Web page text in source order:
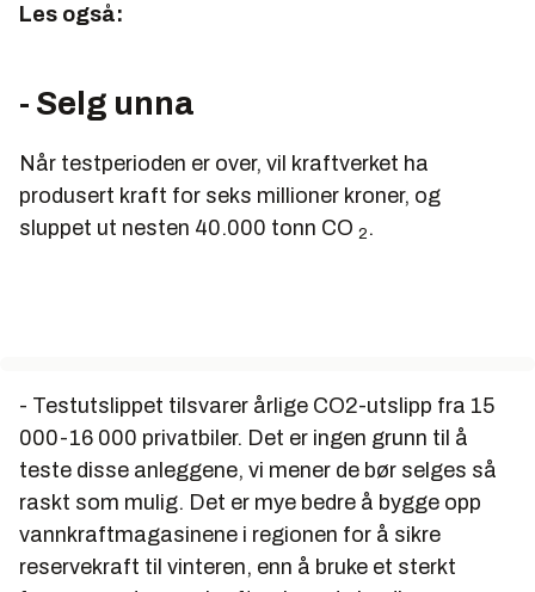
Les også:
- Selg unna
Når testperioden er over, vil kraftverket ha
produsert kraft for seks millioner kroner, og
sluppet ut nesten 40.000 tonn CO 2 .
- Testutslippet tilsvarer årlige CO2-utslipp fra 15
000-16 000 privatbiler. Det er ingen grunn til å
teste disse anleggene, vi mener de bør selges så
raskt som mulig. Det er mye bedre å bygge opp
vannkraftmagasinene i regionen for å sikre
reservekraft til vinteren, enn å bruke et sterkt